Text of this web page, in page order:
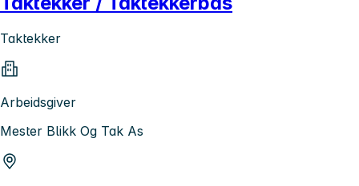
Taktekker
Arbeidsgiver
Mester Blikk Og Tak As